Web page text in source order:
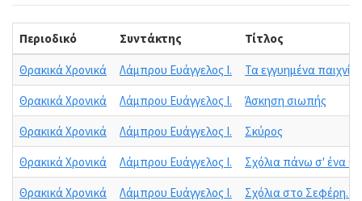
Περιοδικό Συντάκτης Τίτλος
Θρακικά Χρονικά Λάμπρου Ευάγγελος Ι.
Τα εγγυημένα
Θρακικά Χρονικά
Λάμπρου Ευάγγελος Ι.
Άσκηση σιωπής
Θρακικά Χρονικά
Λάμπρου Ευάγγελος Ι.
Σκύρος
Θρακικά Χρονικά
Λάμπρου Ευάγγελος Ι.
Σχόλια πάνω σ' ένα
Θρακικά Χρονικά
Λάμπρου Ευάγγελος Ι.
Σχόλια στο Σεφέρη.